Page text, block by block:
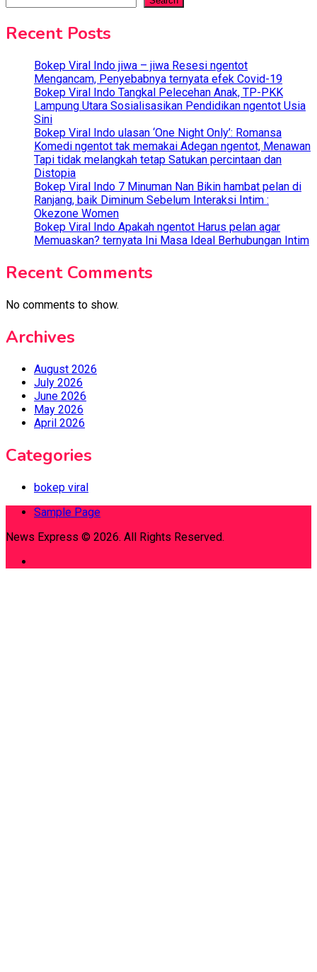
Recent Posts
Bokep Viral Indo jiwa – jiwa Resesi ngentot
Mengancam, Penyebabnya ternyata efek Covid-19
Bokep Viral Indo Tangkal Pelecehan Anak, TP-PKK
Lampung Utara Sosialisasikan Pendidikan ngentot Usia
Sini
Bokep Viral Indo ulasan ‘One Night Only’: Romansa
Komedi ngentot tak memakai Adegan ngentot, Menawan
Tapi tidak melangkah tetap Satukan percintaan dan
Distopia
Bokep Viral Indo 7 Minuman Nan Bikin hambat pelan di
Ranjang, baik Diminum Sebelum Interaksi Intim :
Okezone Women
Bokep Viral Indo Apakah ngentot Harus pelan agar
Memuaskan? ternyata Ini Masa Ideal Berhubungan Intim
Recent Comments
No comments to show.
Archives
August 2026
July 2026
June 2026
May 2026
April 2026
Categories
bokep viral
Sample Page
News Express © 2026. All Rights Reserved.